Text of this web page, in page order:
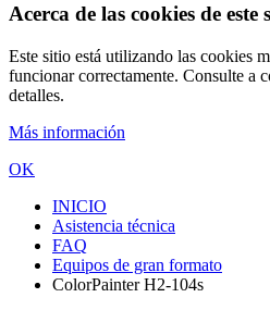
Acerca de las cookies de este
Este sitio está utilizando las cookies
funcionar correctamente. Consulte a
detalles.
Más información
OK
INICIO
Asistencia técnica
FAQ
Equipos de gran formato
ColorPainter H2-104s